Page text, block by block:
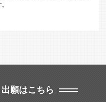
願はこちら